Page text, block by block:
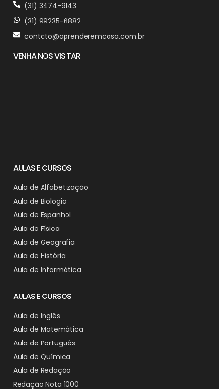
(31) 3474-9143
(31) 99235-6882
contato@aprenderemcasa.com.br
VENHA NOS VISITAR
AULAS E CURSOS
Aula de Alfabetização
Aula de Biologia
Aula de Espanhol
Aula de Física
Aula de Geografia
Aula de História
Aula de Informática
AULAS E CURSOS
Aula de Inglês
Aula de Matemática
Aula de Português
Aula de Química
Aula de Redação
Redação Nota 1000